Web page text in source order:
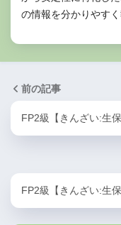
『小規模宅地等
合、その敷地の
の課税価格に算
小規模宅地等の
の情報を分かりやすく
前の記事
FP2級【きんざい:生
FP2級【きんざい:生